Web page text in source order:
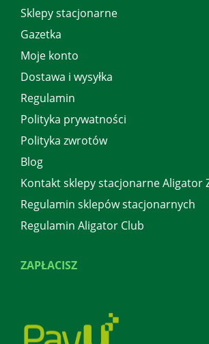
Sklepy stacjonarne
Gazetka
Moje konto
Dostawa i wysyłka
Regulamin
Polityka prywatności
Polityka zwrotów
Blog
Kontakt sklepy stacjonarne Aligator
Regulamin sklepów stacjonarnych
Regulamin Aligator Club
ZAPŁACISZ